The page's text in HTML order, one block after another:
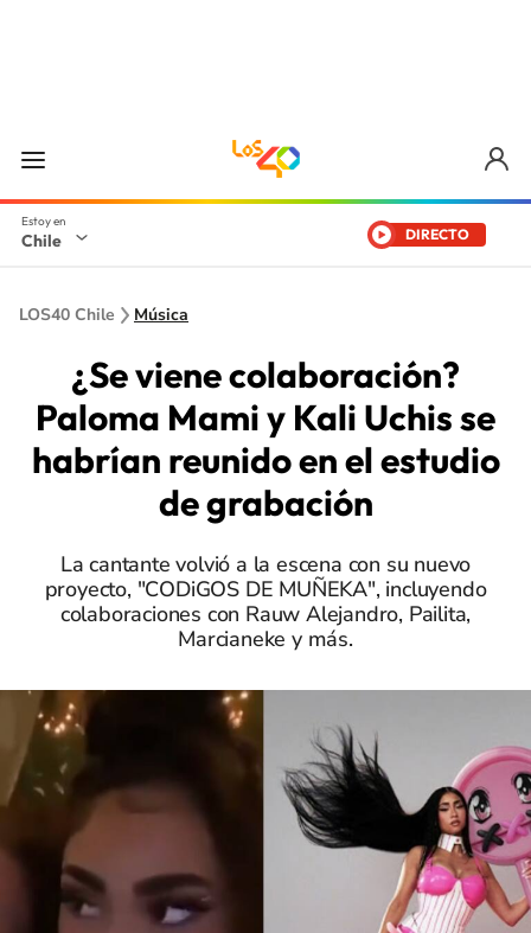
Chile DIRECTO
LOS40 Chile Música
¿Se viene colaboración?
Paloma Mami y Kali Uchis se
habrían reunido en el estudio
de grabación
La cantante volvió a la escena con su nuevo
proyecto, "CODiGOS DE MUÑEKA", incluyendo
colaboraciones con Rauw Alejandro, Pailita,
Marcianeke y más.